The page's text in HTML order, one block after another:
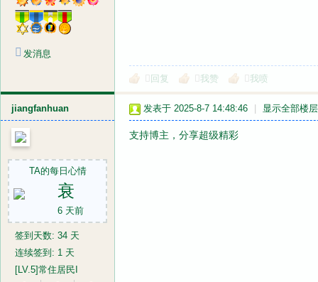
发消息
回复 我赞 我喷
jiangfanhuan
TA的每日心情
衰
6 天前
签到天数: 34 天
连续签到: 1 天
[LV.5]常住居民I
发表于 2025-8-7 14:48:46 显示全部楼层
支持博主，分享超级精彩